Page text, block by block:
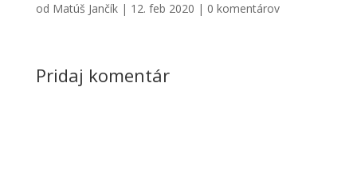
od Matúš Jančík| 12. feb 2020 | 0 komentárov
Pridaj komentár